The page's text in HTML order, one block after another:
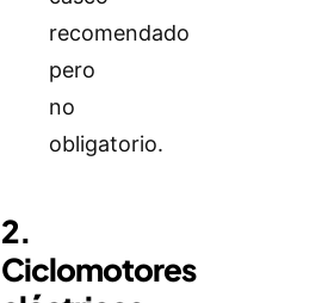
recomendado
pero
no
obligatorio.
2.
Ciclomotores